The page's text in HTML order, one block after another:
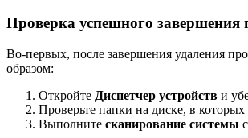
Проверка успешного завершения
Во-первых, после завершения удаления
образом:
Откройте Диспетчер устройств и
Проверьте папки на диске, в
Выполните сканирование системы